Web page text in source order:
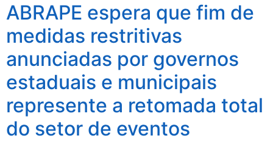
ABRAPE espera que fim de
medidas restritivas
anunciadas por governos
estaduais e municipais
represente a retomada total
do setor de eventos